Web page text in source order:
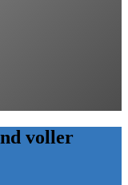
voller